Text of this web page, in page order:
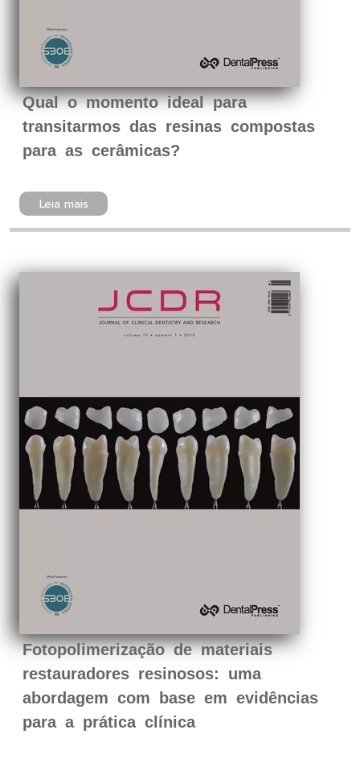
Qual o momento ideal para
transitarmos das resinas compostas
para as cerâmicas?
Leia mais
Fotopolimerização de materiais
restauradores resinosos: uma
abordagem com base em evidências
para a prática clínica